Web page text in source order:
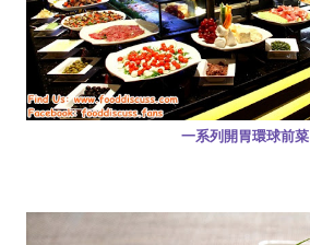
一系列開胃環球前菜